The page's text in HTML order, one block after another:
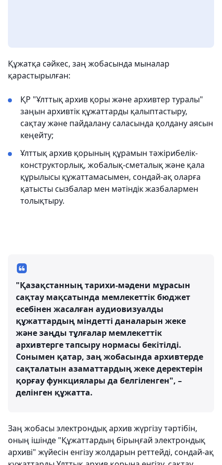
Құжатқа сәйкес, заң жобасында мыналар
қарастырылған:
ҚР "Ұлттық архив қоры және архивтер туралы"
заңын архивтік құжаттарды қалыптастыру,
сақтау және пайдалану саласында қолдану аясын
кеңейту;
Ұлттық архив қорының құрамын тәжірибелік-
конструкторлық, жобалық-сметалық және қала
құрылысы құжаттамасымен, сондай-ақ оларға
қатысты сызбалар мен мәтіндік жазбалармен
толықтыру.
"Қазақстанның тарихи-мәдени мұрасын
сақтау мақсатында мемлекеттік бюджет
есебінен жасалған аудиовизуалды
құжаттардың міндетті даналарын жеке
және заңды тұлғалар мемлекеттік
архивтерге тапсыру нормасы бекітілді.
Сонымен қатар, заң жобасында архивтерде
сақталатын азаматтардың жеке деректерін
қорғау функциялары да белгіленген", –
делінген құжатта.
Заң жобасы электрондық архив жүргізу тәртібін,
оның ішінде "Құжаттардың бірыңғай электрондық
архиві" жүйесін енгізу жолдарын реттейді, сондай-ақ